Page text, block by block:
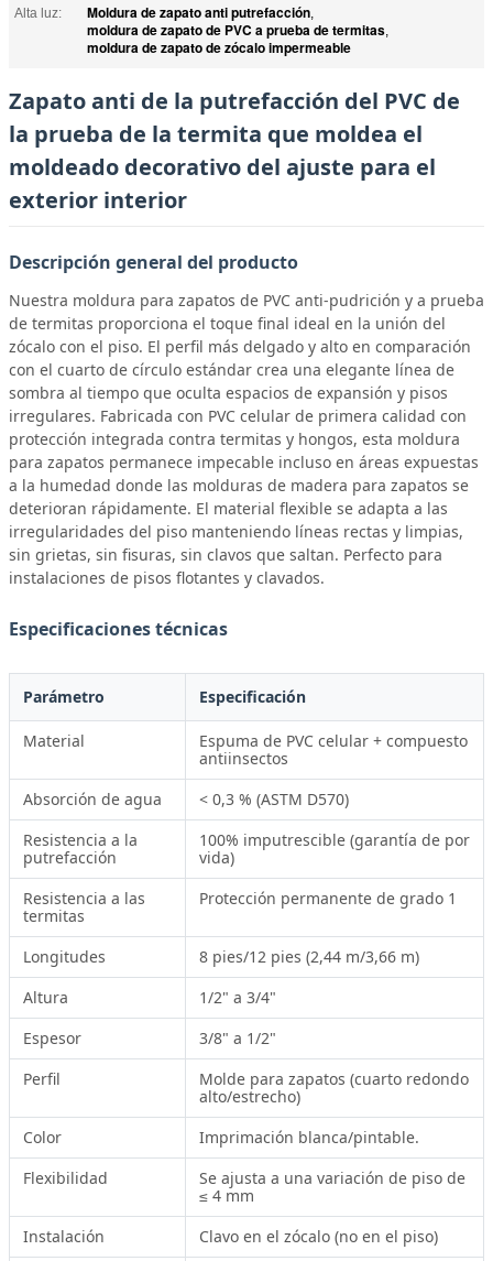
Alta luz: Moldura de zapato anti putrefacción,
moldura de zapato de PVC a prueba de termitas,
moldura de zapato de zócalo impermeable
Zapato anti de la putrefacción del PVC de
la prueba de la termita que moldea el
moldeado decorativo del ajuste para el
exterior interior
Descripción general del producto
Nuestra moldura para zapatos de PVC anti-pudrición y a prueba
de termitas proporciona el toque final ideal en la unión del
zócalo con el piso. El perfil más delgado y alto en comparación
con el cuarto de círculo estándar crea una elegante línea de
sombra al tiempo que oculta espacios de expansión y pisos
irregulares. Fabricada con PVC celular de primera calidad con
protección integrada contra termitas y hongos, esta moldura
para zapatos permanece impecable incluso en áreas expuestas
a la humedad donde las molduras de madera para zapatos se
deterioran rápidamente. El material flexible se adapta a las
irregularidades del piso manteniendo líneas rectas y limpias,
sin grietas, sin fisuras, sin clavos que saltan. Perfecto para
instalaciones de pisos flotantes y clavados.
Especificaciones técnicas
Parámetro Especificación
Material
Espuma de PVC celular + compuesto
antiinsectos
Absorción de agua
< 0,3 % (ASTM D570)
Resistencia a la
putrefacción
100% imputrescible (garantía de por
vida)
Resistencia a las
termitas
Protección permanente de grado 1
Longitudes
8 pies/12 pies (2,44 m/3,66 m)
Altura
1/2" a 3/4"
Espesor
3/8" a 1/2"
Perfil
Molde para zapatos (cuarto redondo
alto/estrecho)
Color
Imprimación blanca/pintable.
Flexibilidad
Se ajusta a una variación de piso de
≤ 4 mm
Instalación
Clavo en el zócalo (no en el piso)